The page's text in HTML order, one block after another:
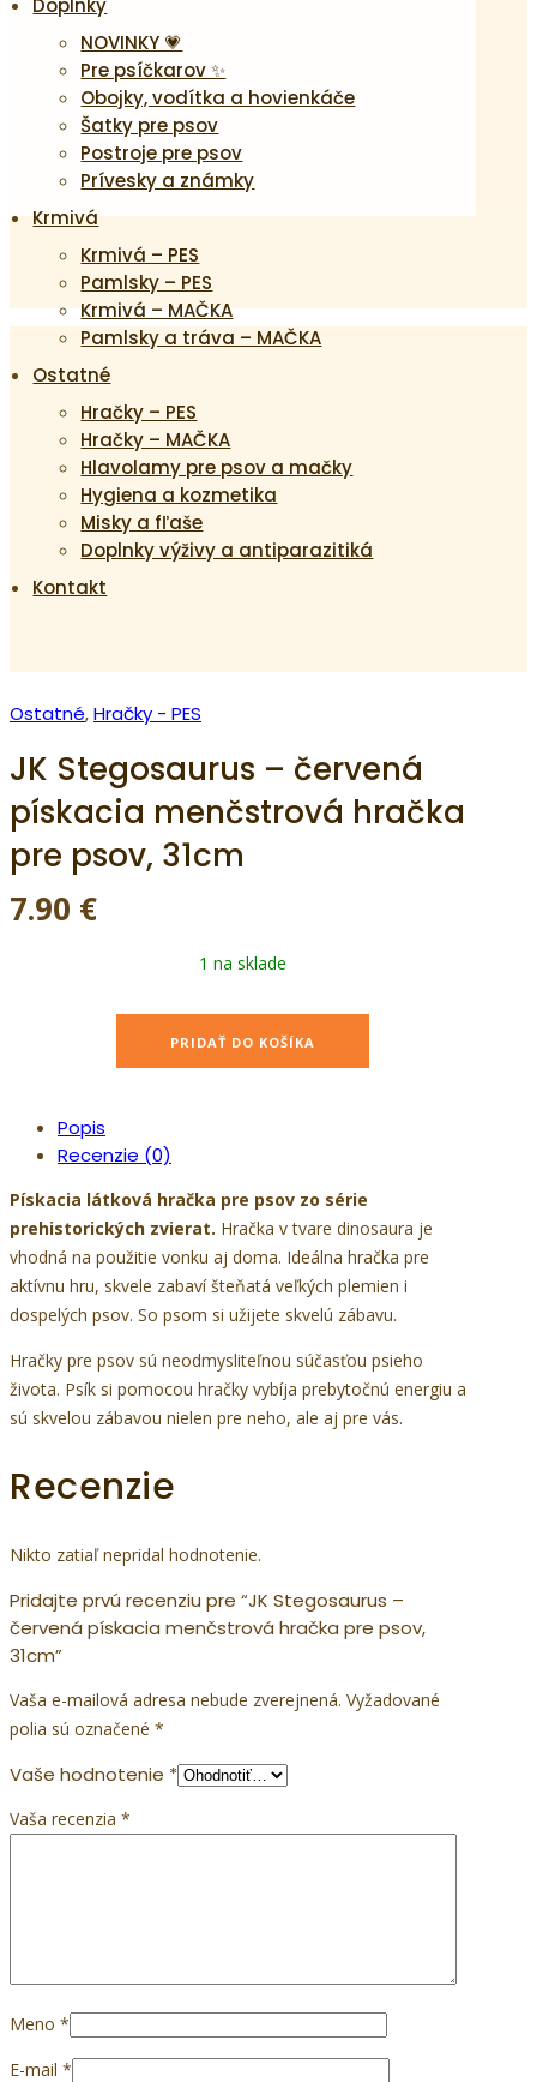
Doplnky
NOVINKY 💗
Pre psíčkarov ✨
Obojky, vodítka a hovienkáče
Šatky pre psov
Postroje pre psov
Prívesky a známky
Krmivá
Krmivá – PES
Pamlsky – PES
Krmivá – MAČKA
Pamlsky a tráva – MAČKA
Ostatné
Hračky – PES
Hračky – MAČKA
Hlavolamy pre psov a mačky
Hygiena a kozmetika
Misky a fľaše
Doplnky výživy a antiparazitiká
Kontakt
Ostatné,Hračky - PES
JK Stegosaurus – červená
pískacia menčstrová hračka
pre psov, 31cm
7.90 €
1 na sklade
Stegosaurus
hračka
pre
psov,
31cm
quantity
PRIDAŤ DO KOŠÍKA
Popis
Recenzie (0)
Pískacia látková hračka pre psov zo série
prehistorických zvierat. Hračka v tvare dinosaura je
vhodná na použitie vonku aj doma. Ideálna hračka pre
aktívnu hru, skvele zabaví šteňatá veľkých plemien i
dospelých psov. So psom si užijete skvelú zábavu.
Hračky pre psov sú neodmysliteľnou súčasťou psieho
života. Psík si pomocou hračky vybíja prebytočnú energiu a
sú skvelou zábavou nielen pre neho, ale aj pre vás.
Recenzie
Nikto zatiaľ nepridal hodnotenie.
Pridajte prvú recenziu pre “JK Stegosaurus –
červená pískacia menčstrová hračka pre psov,
31cm”
Vaša e-mailová adresa nebude zverejnená. Vyžadované
polia sú označené *
Vaše hodnotenie *
Vaša recenzia *
Meno *
E-mail *